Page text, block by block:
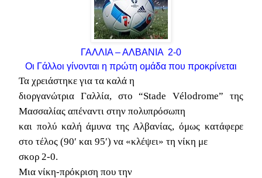
ΓΑΛΛΙΑ – ΑΛΒΑΝΙΑ 2-0
Οι Γάλλοι γίνονται η πρώτη ομάδα που προκρίνεται
Τα χρειάστηκε για τα καλά η
διοργανώτρια Γαλλία, στο “Stade Vélodrome” της
Μασσαλίας απέναντι στην πολυπρόσωπη
και πολύ καλή άμυνα της Αλβανίας, όμως κατάφερε
στο τέλος (90′ και 95′) να «κλέψει» τη νίκη με
σκορ 2-0.
Μια νίκη-πρόκριση που την